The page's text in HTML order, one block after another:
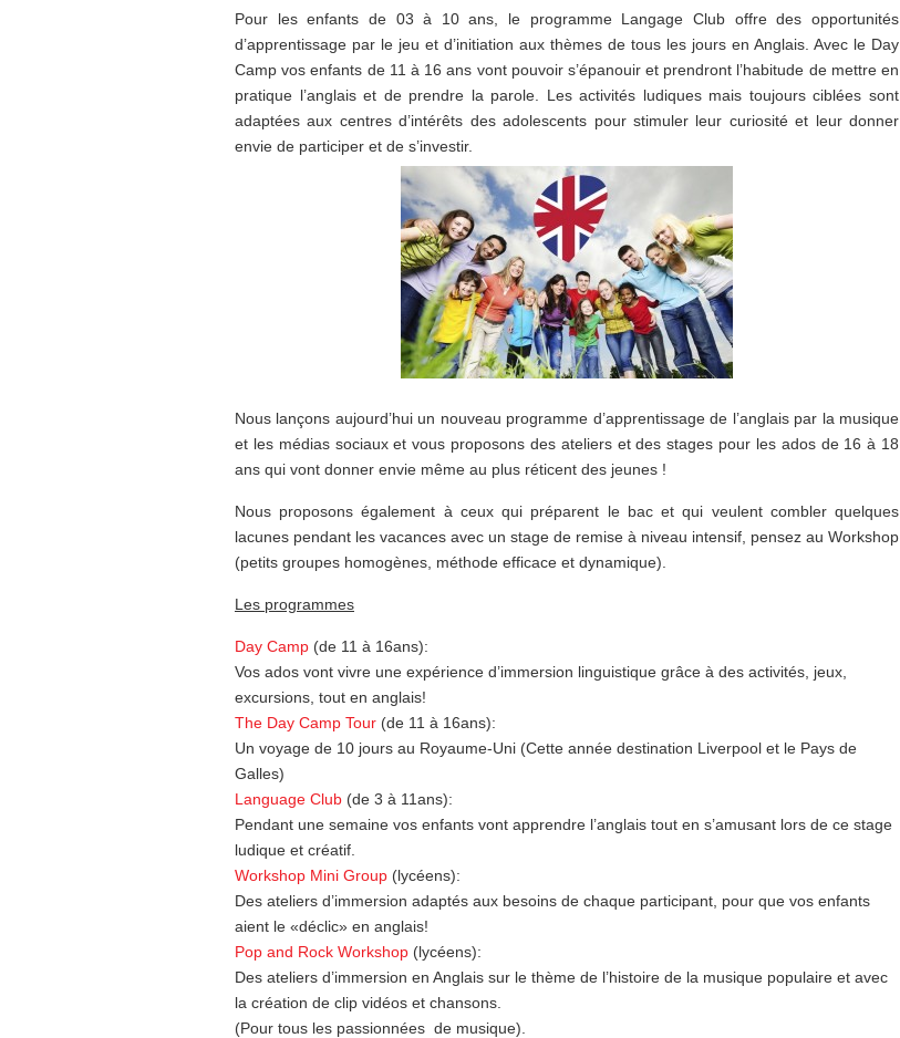
Pour les enfants de 03 à 10 ans, le programme Langage Club offre des opportunités
d’apprentissage par le jeu et d’initiation aux thèmes de tous les jours en Anglais. Avec le Day
Camp vos enfants de 11 à 16 ans vont pouvoir s’épanouir et prendront l’habitude de mettre en
pratique l’anglais et de prendre la parole. Les activités ludiques mais toujours ciblées sont
adaptées aux centres d’intérêts des adolescents pour stimuler leur curiosité et leur donner
envie de participer et de s’investir.
Nous lançons aujourd’hui un nouveau programme d’apprentissage de l’anglais par la musique
et les médias sociaux et vous proposons des ateliers et des stages pour les ados de 16 à 18
ans qui vont donner envie même au plus réticent des jeunes !
Nous proposons également à ceux qui préparent le bac et qui veulent combler quelques
lacunes pendant les vacances avec un stage de remise à niveau intensif, pensez au Workshop
(petits groupes homogènes, méthode efficace et dynamique).
Les programmes
Day Camp (de 11 à 16ans):
Vos ados vont vivre une expérience d’immersion linguistique grâce à des activités, jeux,
excursions, tout en anglais!
The Day Camp Tour (de 11 à 16ans):
Un voyage de 10 jours au Royaume-Uni (Cette année destination Liverpool et le Pays de
Galles)
Language Club (de 3 à 11ans):
Pendant une semaine vos enfants vont apprendre l’anglais tout en s’amusant lors de ce stage
ludique et créatif.
Workshop Mini Group (lycéens):
Des ateliers d’immersion adaptés aux besoins de chaque participant, pour que vos enfants
aient le «déclic» en anglais!
Pop and Rock Workshop (lycéens):
Des ateliers d’immersion en Anglais sur le thème de l’histoire de la musique populaire et avec
la création de clip vidéos et chansons.
(Pour tous les passionnées de musique).